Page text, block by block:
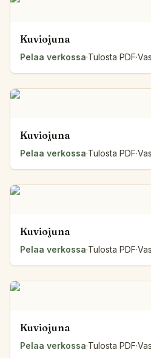
Kuviojuna
Pelaa verkossa·Tulosta PDF·
Kuviojuna
Pelaa verkossa·Tulosta PDF·
Kuviojuna
Pelaa verkossa·Tulosta PDF·
Kuviojuna
Pelaa verkossa·Tulosta PDF·